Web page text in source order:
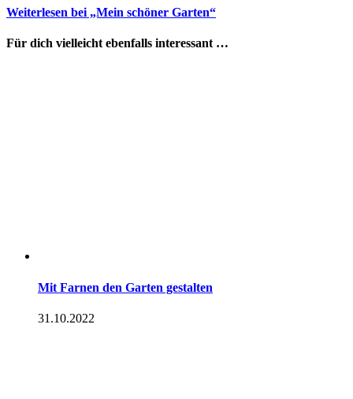
Weiterlesen bei „Mein schöner Garten“
Für dich vielleicht ebenfalls interessant …
Mit Farnen den Garten gestalten
31.10.2022